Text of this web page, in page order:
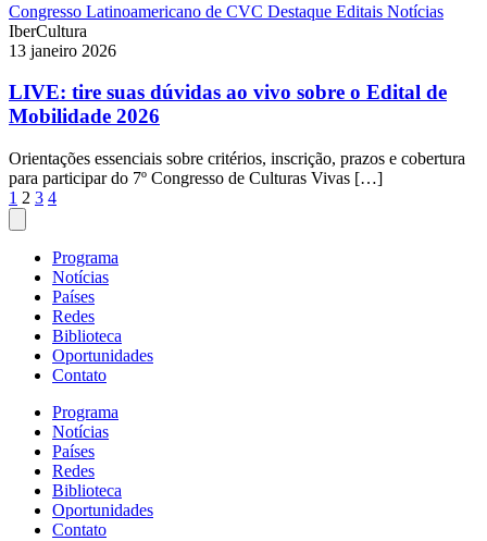
Congresso Latinoamericano de CVC Destaque Editais Notícias
IberCultura
13 janeiro 2026
LIVE: tire suas dúvidas ao vivo sobre o Edital de
Mobilidade 2026
Orientações essenciais sobre critérios, inscrição, prazos e cobertura
para participar do 7º Congresso de Culturas Vivas […]
Paginação
de
posts
1 2 3 4
Programa
Notícias
Países
Redes
Biblioteca
Oportunidades
Contato
Programa
Notícias
Países
Redes
Biblioteca
Oportunidades
Contato